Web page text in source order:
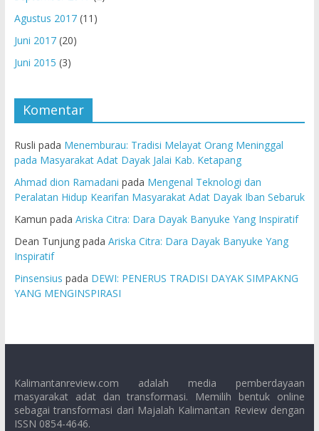
Agustus 2017(11)
Juni 2017(20)
Juni 2015 (3)
Komentar
Rusli pada Menemburau: Tradisi Melayat Orang Meninggal
pada Masyarakat Adat Dayak Jalai Kab. Ketapang
Ahmad dion Ramadani pada Mengenal Teknologi dan
Peralatan Hidup Kearifan Masyarakat Adat Dayak Iban Sebaruk
Kamun pada Ariska Citra: Dara Dayak Banyuke Yang Inspiratif
Dean Tunjungpada Ariska Citra: Dara Dayak Banyuke Yang
Inspiratif
Pinsensius pada DEWI: PENERUS TRADISI DAYAK SIMPAKNG
YANG MENGINSPIRASI
Kalimantanreview.com adalah media pemberdayaan
masyarakat adat dan transformasi. Memilih bentuk online
sebagai transformasi dari Majalah Kalimantan Review dengan
ISSN 0854-4646.